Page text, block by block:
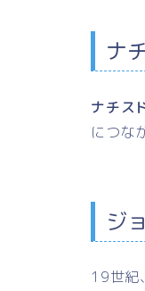
ナ
ナチス
につな
ジ
19世紀